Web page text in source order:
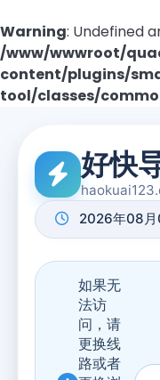
Warning: Undefined
/www/wwwroot/
content/plugins/
tool/classes/